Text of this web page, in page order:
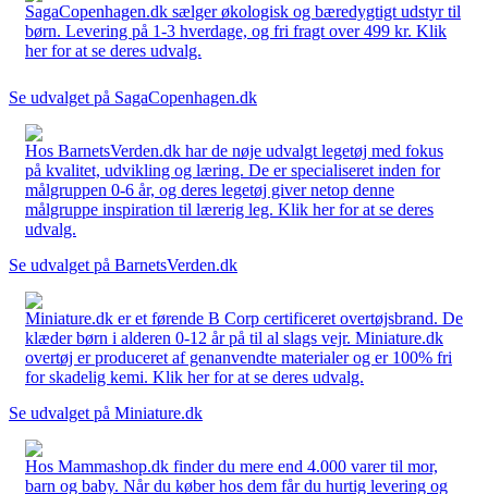
SagaCopenhagen.dk sælger økologisk og bæredygtigt udstyr til
børn. Levering på 1-3 hverdage, og fri fragt over 499 kr. Klik
her for at se deres udvalg.
Se udvalget på SagaCopenhagen.dk
Hos BarnetsVerden.dk har de nøje udvalgt legetøj med fokus
på kvalitet, udvikling og læring. De er specialiseret inden for
målgruppen 0-6 år, og deres legetøj giver netop denne
målgruppe inspiration til lærerig leg. Klik her for at se deres
udvalg.
Se udvalget på BarnetsVerden.dk
Miniature.dk er et førende B Corp certificeret overtøjsbrand. De
klæder børn i alderen 0-12 år på til al slags vejr. Miniature.dk
overtøj er produceret af genanvendte materialer og er 100% fri
for skadelig kemi. Klik her for at se deres udvalg.
Se udvalget på Miniature.dk
Hos Mammashop.dk finder du mere end 4.000 varer til mor,
barn og baby. Når du køber hos dem får du hurtig levering og